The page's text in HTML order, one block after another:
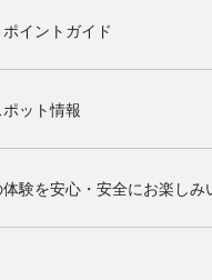
イントガイド
ット情報
験を安心・安全にお楽しみ